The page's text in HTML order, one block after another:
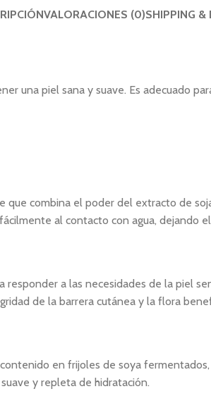
VALORACIONES (0)SHIPPING &
una piel sana y suave. Es adecuado
que combina el poder del extracto de
al contacto con agua, dejando
a las necesidades de la piel
de la barrera cutánea y la flora
en frijoles de soya
y repleta de hidratación.